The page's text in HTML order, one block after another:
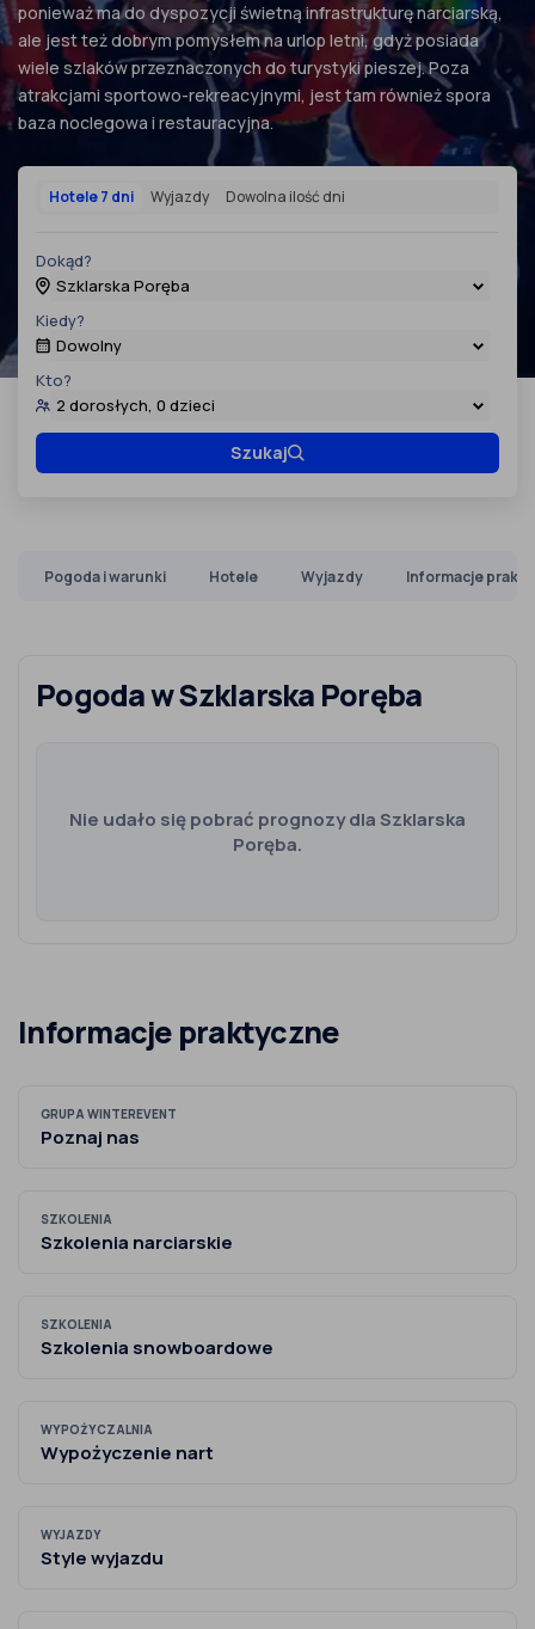
ponieważ ma do dyspozycji świetną infrastrukturę narciarską,
ale jest też dobrym pomysłem na urlop letni, gdyż posiada
wiele szlaków przeznaczonych do turystyki pieszej. Poza
atrakcjami sportowo-rekreacyjnymi, jest tam również spora
baza noclegowa i restauracyjna.
Hotele 7 dni Wyjazdy Dowolna ilość dni
Dokąd?
Szklarska Poręba
Kiedy?
Dowolny
Kto?
2 dorosłych, 0 dzieci
Szukaj
Pogoda i warunki Hotele Wyjazdy Informacje
Pogoda w Szklarska Poręba
Nie udało się pobrać prognozy dla Szklarska
Poręba.
Informacje praktyczne
GRUPA WINTEREVENT
Poznaj nas
SZKOLENIA
Szkolenia narciarskie
SZKOLENIA
Szkolenia snowboardowe
WYPOŻYCZALNIA
Wypożyczenie nart
WYJAZDY
Style wyjazdu